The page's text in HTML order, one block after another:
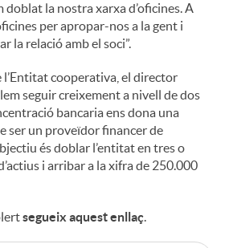
doblat la nostra xarxa d’oficines. A
per apropar-nos a la gent i
la relació amb el soci”.
l’Entitat cooperativa, el director
seguir creixement a nivell de dos
bancaria ens dona una
ser un proveïdor financer de
és doblar l’entitat en tres o
i arribar a la xifra de 250.000
segueix aquest enllaç.